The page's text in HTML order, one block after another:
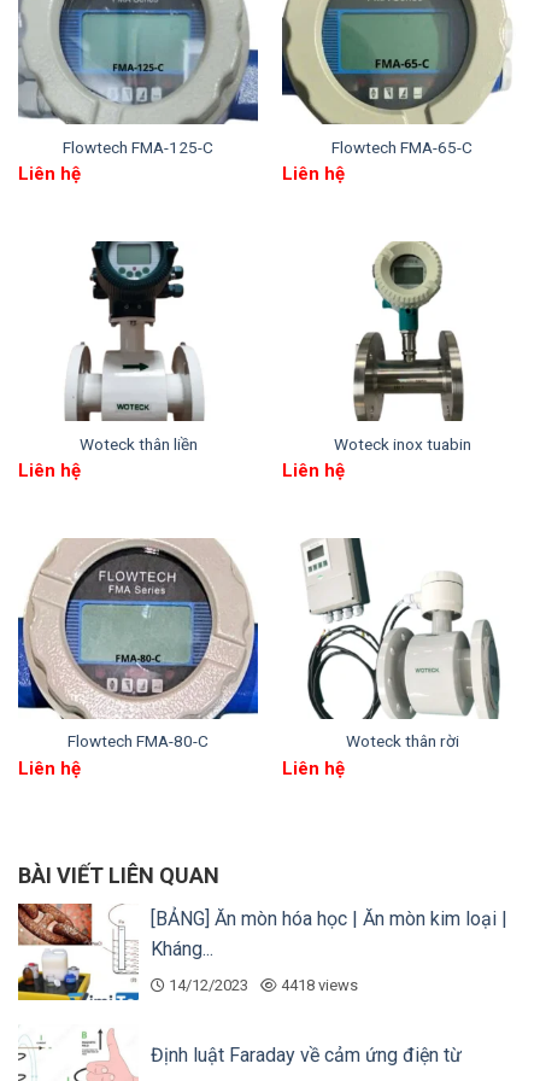
Bảng: Thông số kích cỡ Flowtech Vortex FLV
Thông số kỹ thuật của đồng hồ lưu lượng Flowtech FLV
Xem thêm một số sản phẩm tương tự có chất
lượng cao, được đông đảo người dùng tin tưởng
sử dụng:
Flowtech FMA-R thân rời
Flowtech FMA-125-C
Liên hệ
Flowtech FMA-65-C
Liên hệ
Woteck thân liền
Liên hệ
Woteck inox tuabin
Liên hệ
Flowtech FMA-80-C
Liên hệ
Woteck thân rời
Liên hệ
BÀI VIẾT LIÊN QUAN
[BẢNG] Ăn mòn hóa học | Ăn mòn kim loại |
Kháng...
14/12/2023 4418 views
Định luật Faraday về cảm ứng điện từ